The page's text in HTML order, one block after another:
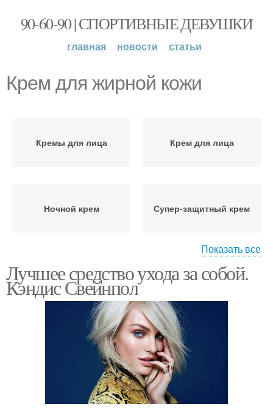
90-60-90 | СПОРТИВНЫЕ ДЕВУШКИ
главная новости статьи
Крем для жирной кожи
Кремы для лица Крем для лица
Ночной крем Супер-защитный крем
Мужской крем
Показать все
Лучшее средство ухода за собой.
Кэндис Свейнпол